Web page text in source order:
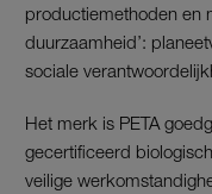
productiemethoden en
duurzaamheid’:
sociale
Het merk is PETA
gecertificeerd
veilige